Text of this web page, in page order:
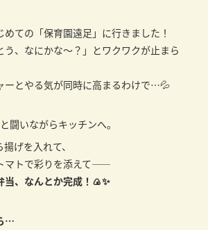
ての「保育園遠足」に行きました！
、なにかな〜？」とワクワクが止まら
ーとやる気が同時に高まるわけで…💦
闘いながらキッチンへ。
げを入れて、
マトで彩りを添えて――
当、なんとか完成！🍙✨
…